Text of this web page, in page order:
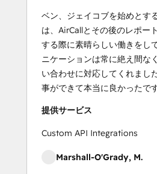
ベン、ジェイコブを始めとす
は、AirCallとその後のレポー
する際に素晴らしい働きをし
ニケーションは常に絶え間な
い合わせに対応してくれまし
事ができて本当に良かったです
提供サービス
Custom API Integrations
Marshall-O'Grady, M.